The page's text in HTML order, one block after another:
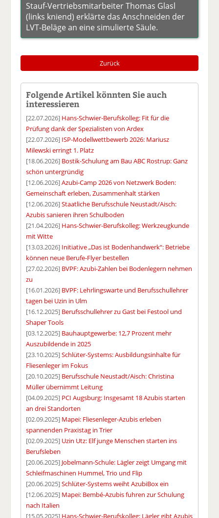
Stauf-Vertriebsmitarbeiter Thomas Glasl
(links kniend) erklärte das Anschneiden der
LVT-Beläge an eine simulierte Säule.
Zurück
Folgende Artikel könnten Sie auch
interessieren
[22.07.2026] Hans-Schwier-Berufskolleg: Fit für die
Prüfung dank der Spezialisten von Ardex
[22.07.2026] ISP-Modellwettbewerb 2026: Mariusz
Milewski erringt 1. Platz
[18.06.2026] Bostik-Schulung am Bau ABC Rostrup: Ganz
schön untergründig
[12.06.2026]Azubi-Camp 2026 von Netzwerk Boden:
Gemeinschaft erleben, Zusammenhalt stärken
[12.06.2026]Staatliche Berufsschule Neustadt/Aisch:
Azubis sanieren ihren Schulboden
[21.04.2026] Hans-Schwier-Berufskolleg: Werkzeugkunde
mit Witte
[13.03.2026] Initiative „Das ist Bodenhandwerk“: Betriebe
können neue Berufe-Flyer bestellen
[27.02.2026] BVPF: Azubi-Zahlen bei Bodenlegern nehmen
zu
[16.01.2026] BVPF: Lehrlingswarte und Berufsschullehrer
tagen bei Uzin in Ulm
[16.12.2025] Berufsschullehrer zu Gast bei Festool und
Shaper Tools
[03.12.2025] Bauhauptgewerbe: 12,7 Prozent mehr
Auszubildende in 2025
[23.10.2025]Schlüter-Systems: Ausbildungsinhalte für
Fliesenleger im Fokus
[20.10.2025] Berufsschule Neustadt/Aisch: Christina
Müller übernimmt Leitung
[04.09.2025] PCI Augsburg: Insgesamt 18 Azubis starten
an drei Standorten
[02.09.2025] Mapei: Fliesenleger-Azubis erleben
spannenden Praxistag in Trier
[02.09.2025] Uzin Utz: Elf junge Menschen starten ins
Berufsleben
[20.06.2025] Jobelmann-Schule: Lägler zeigt Umgang mit
Schleifmaschinen Hummel, Trio und Flip
[20.06.2025]Schlüter-Systems weiht AzubiBox ein
[12.06.2025] Mapei: Bembé-Azubis fuhren zur Schulung
nach Italien